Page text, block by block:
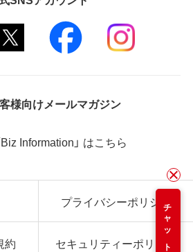
チャット
様向けメールマガジン
Biz Information」 はこちら
プライバシーポリシー
約 セキュリティーポリシー